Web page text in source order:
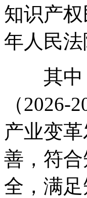
知识产
年人民
其中，
（
产业变
善，符
全，满